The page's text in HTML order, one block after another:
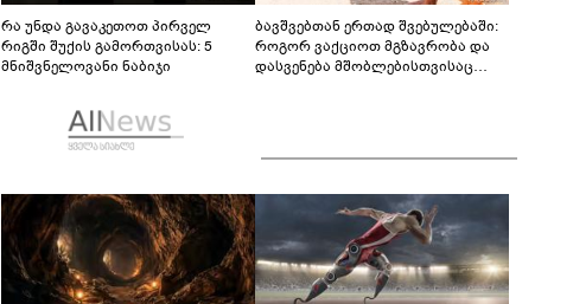
რა უნდა გავაკეთოთ პირველ
რიგში შუქის გამორთვისას: 5
მნიშვნელოვანი ნაბიჯი
ბავშვებთან ერთად შვებულებაში:
როგორ ვაქციოთ მგზავრობა და
დასვენება მშობლებისთვისაც